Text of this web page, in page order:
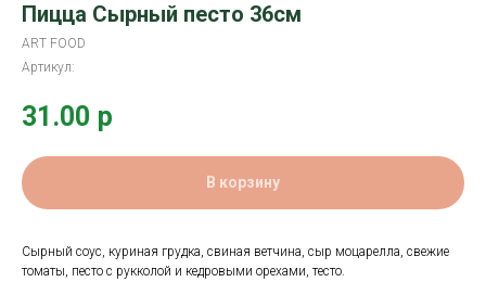
Пицца Сырный песто 36см
ART FOOD
Артикул:
31.00 р
В корзину
Сырный соус, куриная грудка, свиная ветчина, сыр моцарелла, свежие
томаты, песто с рукколой и кедровыми орехами, тесто.